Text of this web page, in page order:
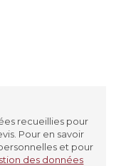
recueillies pour
Pour en savoir
et pour
des données